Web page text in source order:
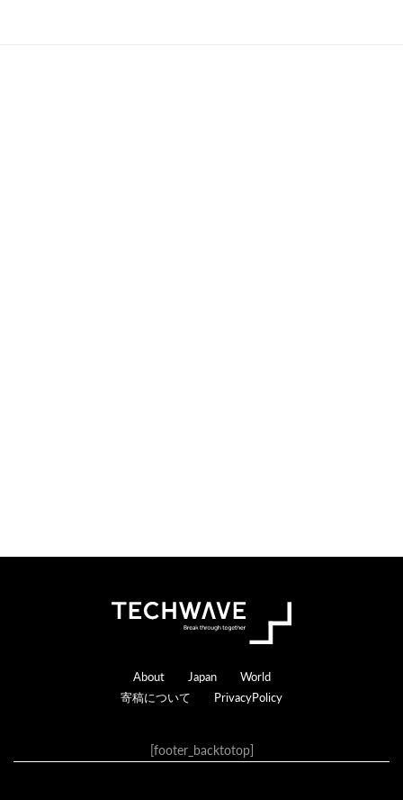
Footer
About Japan
World
寄稿について
PrivacyPolicy
[footer_backtotop]